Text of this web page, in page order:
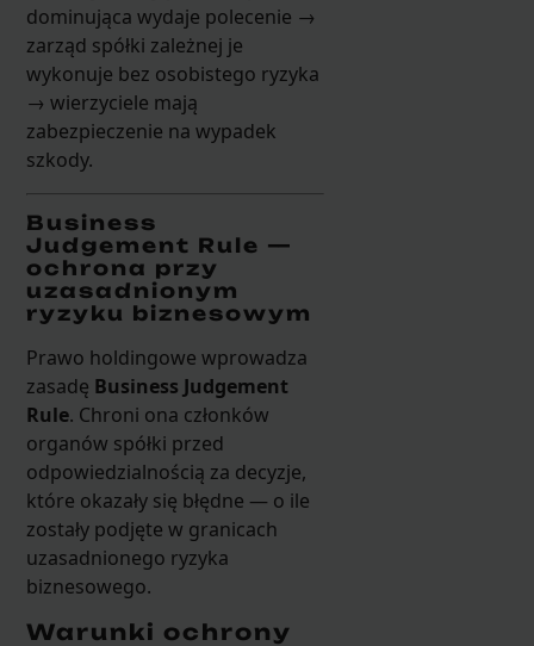
dominująca wydaje polecenie →
zarząd spółki zależnej je
wykonuje bez osobistego ryzyka
→ wierzyciele mają
zabezpieczenie na wypadek
szkody.
Business
Judgement Rule —
ochrona przy
uzasadnionym
ryzyku biznesowym
Prawo holdingowe wprowadza
zasadę Business Judgement
Rule. Chroni ona członków
organów spółki przed
odpowiedzialnością za decyzje,
które okazały się błędne — o ile
zostały podjęte w granicach
uzasadnionego ryzyka
biznesowego.
Warunki ochrony